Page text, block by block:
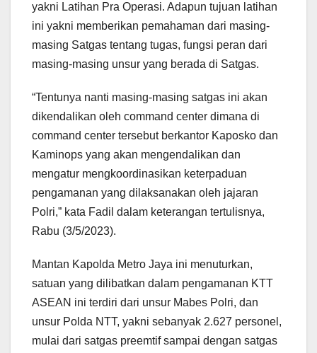
yakni Latihan Pra Operasi. Adapun tujuan latihan
ini yakni memberikan pemahaman dari masing-
masing Satgas tentang tugas, fungsi peran dari
masing-masing unsur yang berada di Satgas.
“Tentunya nanti masing-masing satgas ini akan
dikendalikan oleh command center dimana di
command center tersebut berkantor Kaposko dan
Kaminops yang akan mengendalikan dan
mengatur mengkoordinasikan keterpaduan
pengamanan yang dilaksanakan oleh jajaran
Polri,” kata Fadil dalam keterangan tertulisnya,
Rabu (3/5/2023).
Mantan Kapolda Metro Jaya ini menuturkan,
satuan yang dilibatkan dalam pengamanan KTT
ASEAN ini terdiri dari unsur Mabes Polri, dan
unsur Polda NTT, yakni sebanyak 2.627 personel,
mulai dari satgas preemtif sampai dengan satgas